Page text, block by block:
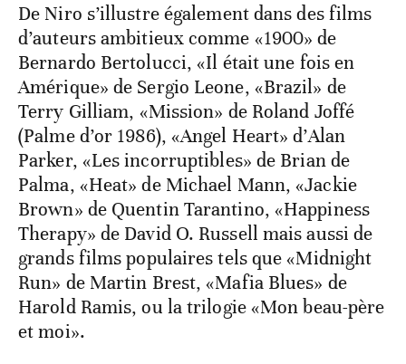
De Niro s’illustre également dans des films
d’auteurs ambitieux comme «1900» de
Bernardo Bertolucci, «Il était une fois en
Amérique» de Sergio Leone, «Brazil» de
Terry Gilliam, «Mission» de Roland Joffé
(Palme d’or 1986), «Angel Heart» d’Alan
Parker, «Les incorruptibles» de Brian de
Palma, «Heat» de Michael Mann, «Jackie
Brown» de Quentin Tarantino, «Happiness
Therapy» de David O. Russell mais aussi de
grands films populaires tels que «Midnight
Run» de Martin Brest, «Mafia Blues» de
Harold Ramis, ou la trilogie «Mon beau-père
et moi».